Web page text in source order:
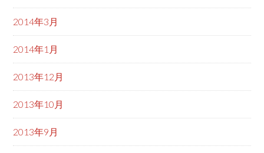
2014年3月
2014年1月
2013年12月
2013年10月
2013年9月